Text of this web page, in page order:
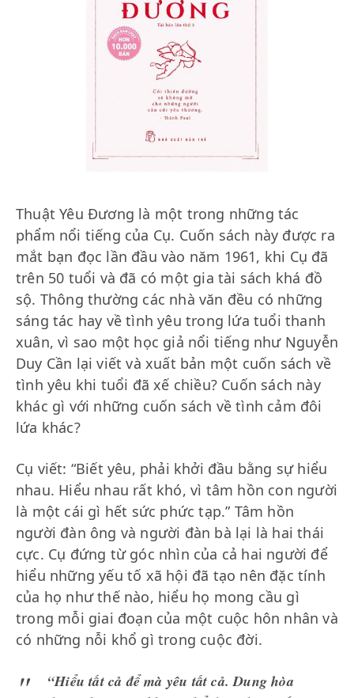
Thuật Yêu Đương là một trong những tác
phẩm nổi tiếng của Cụ. Cuốn sách này được ra
mắt bạn đọc lần đầu vào năm 1961, khi Cụ đã
trên 50 tuổi và đã có một gia tài sách khá đồ
sộ. Thông thường các nhà văn đều có những
sáng tác hay về tình yêu trong lứa tuổi thanh
xuân, vì sao một học giả nổi tiếng như Nguyễn
Duy Cần lại viết và xuất bản một cuốn sách về
tình yêu khi tuổi đã xế chiều? Cuốn sách này
khác gì với những cuốn sách về tình cảm đôi
lứa khác?
Cụ viết: “Biết yêu, phải khởi đầu bằng sự hiểu
nhau. Hiểu nhau rất khó, vì tâm hồn con người
là một cái gì hết sức phức tạp.” Tâm hồn
người đàn ông và người đàn bà lại là hai thái
cực. Cụ đứng từ góc nhìn của cả hai người để
hiểu những yếu tố xã hội đã tạo nên đặc tính
của họ như thế nào, hiểu họ mong cầu gì
trong mỗi giai đoạn của một cuộc hôn nhân và
có những nỗi khổ gì trong cuộc đời.
“Hiểu tất cả để mà yêu tất cả. Dung hòa